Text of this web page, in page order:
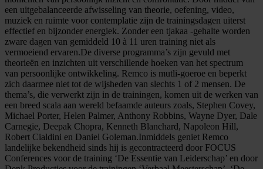
een uitgebalanceerde afwisseling van theorie, oefening, video,
muziek en ruimte voor contemplatie zijn de trainingsdagen uiterst
effectief en bijzonder energiek. Zonder een tjakaa -gehalte worden
zware dagen van gemiddeld 10 à 11 uren training niet als
vermoeiend ervaren.De diverse programma’s zijn gevuld met
theorieën en inzichten uit verschillende hoeken van het spectrum
van persoonlijke ontwikkeling. Remco is mutli-goeroe en beperkt
zich daarmee niet tot de wijsheden van slechts 1 of 2 mensen. De
thema’s, die verwerkt zijn in de trainingen, komen uit de werken van
een breed scala aan wereld befaamde auteurs zoals, Stephen Covey,
Michael Porter, Helen Palmer, Anthony Robbins, Wayne Dyer, Dale
Carnegie, Deepak Chopra, Kenneth Blanchard, Napoleon Hill,
Robert Cialdini en Daniel Goleman.Inmiddels geniet Remco
landelijke bekendheid sinds hij is gecontracteerd door FOCUS
Conferences voor de training ‘De Essentie van Leiderschap’ en door